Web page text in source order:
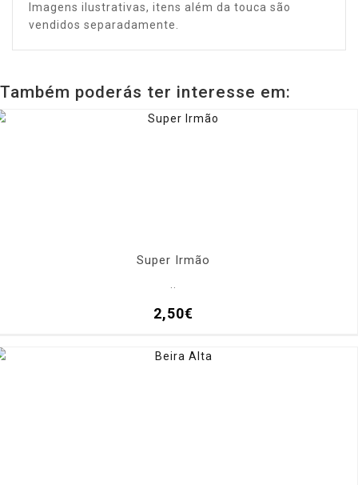
Imagens ilustrativas, itens além da touca são
vendidos separadamente.
Também poderás ter interesse em:
Super Irmão
..
2,50€